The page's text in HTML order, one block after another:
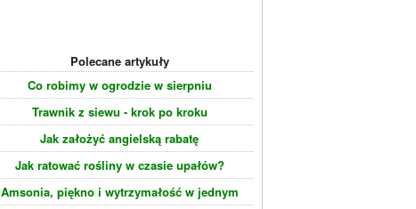
Polecane artykuły
Co robimy w ogrodzie w sierpniu
Trawnik z siewu - krok po kroku
Jak założyć angielską rabatę
Jak ratować rośliny w czasie upałów?
Amsonia, piękno i wytrzymałość w jednym